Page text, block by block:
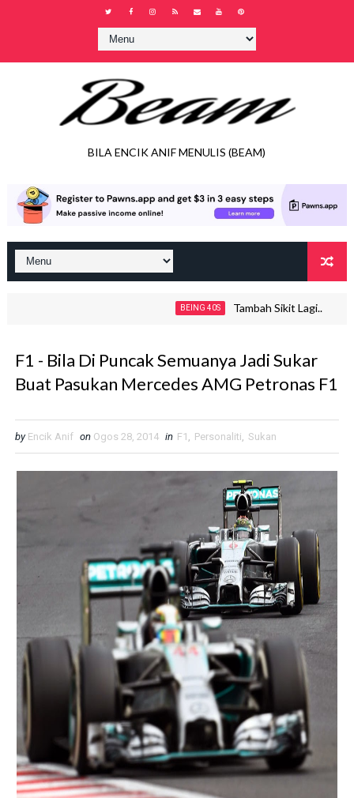
BILA ENCIK ANIF MENULIS (BEAM)
BEING 40S Tambah Sikit Lagi..
F1 - Bila Di Puncak Semuanya Jadi Sukar
Buat Pasukan Mercedes AMG Petronas F1
by Encik Anif on Ogos 28, 2014 in F1 , Personaliti, Sukan